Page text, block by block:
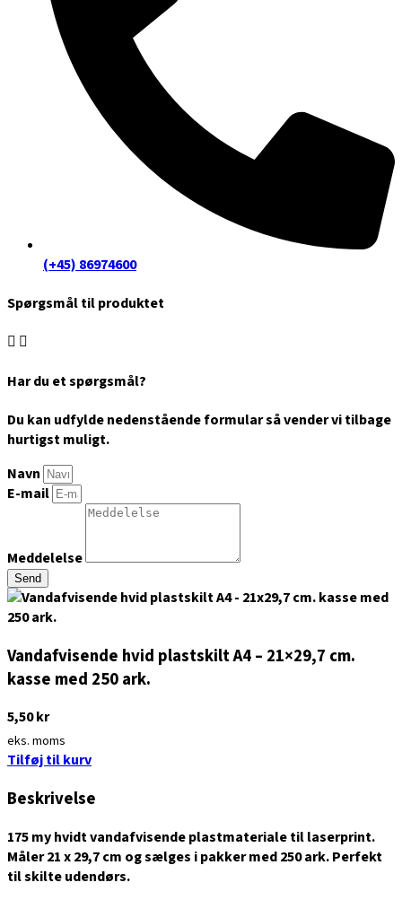
(+45) 86974600
Spørgsmål til produktet
Har du et spørgsmål?
Du kan udfylde nedenstående formular så vender vi tilbage
hurtigst muligt.
Navn
E-mail
Meddelelse
Send
Vandafvisende hvid plastskilt A4 – 21×29,7 cm.
kasse med 250 ark.
5,50kr
eks. moms
Tilføj til kurv
Beskrivelse
175 my hvidt vandafvisende plastmateriale til laserprint.
Måler 21 x 29,7 cm og sælges i pakker med 250 ark. Perfekt
til skilte udendørs.